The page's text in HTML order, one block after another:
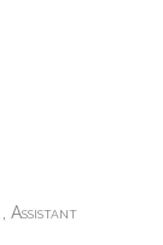
, Assistant